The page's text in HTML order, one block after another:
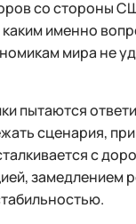
со стороны
каким именно
мира не
пытаются
сценария,
с
замедлением